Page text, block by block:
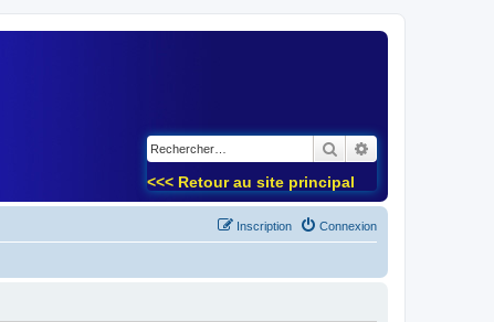
Rechercher
<<< Retour au site principal
Connexion
Inscription